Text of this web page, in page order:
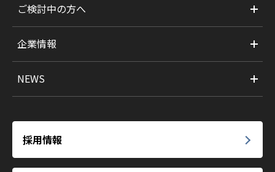
ご検討中の方へ
企業情報
NEWS
採用情報